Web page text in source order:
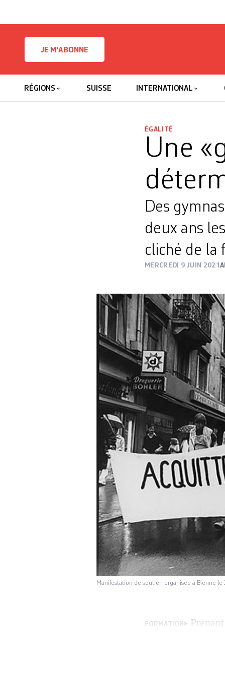
JE M'ABONNE
RÉGIONS SUISSE INTERNATIONAL
ÉGALITÉ
Une
Des
deux ans
cliché de la
MERCREDI 9 JUIN 2021
Manifestation de soutien organisée à Bienne le
FORMATION